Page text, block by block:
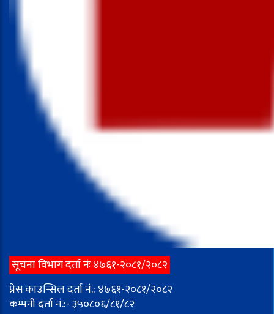
सूचना विभाग दर्ता नंः ४७६१-२०८१/२०८२
प्रेस काउन्सिल दर्ता नं.: ४७६१-२०८१/२०८२
कम्पनी दर्ता नं.:- ३५०८०६/८१/८२